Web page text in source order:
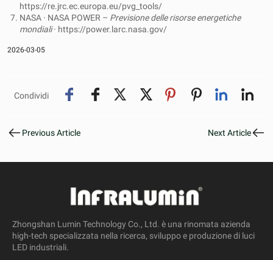
https://re.jrc.ec.europa.eu/pvg_tools/
NASA · NASA POWER – Previsione delle risorse energetiche
mondiali· https://power.larc.nasa.gov/
2026-03-05
Condividi
Previous Article Next Article
Zhongshan Lumin Technology Co., Ltd. è una rinomata azienda
high-tech specializzata nella ricerca, sviluppo e produzione di luci
LED industriali.